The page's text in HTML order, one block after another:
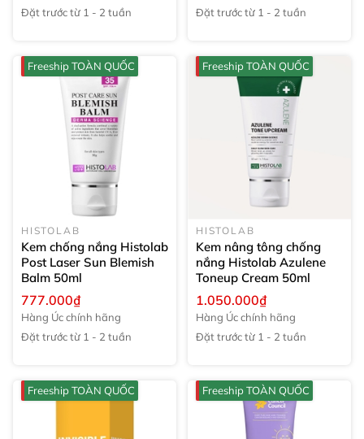
Đặt trước từ 1 - 2 tuần
Đặt trước từ 1 - 2 tuần
Freeship TOÀN QUỐC
HISTOLAB
Kem chống nắng Histolab
Post Laser Sun Blemish
Balm 50ml
777.000₫
Hàng Úc chính hãng
Đặt trước từ 1 - 2 tuần
Freeship TOÀN QUỐC
HISTOLAB
Kem nâng tông chống
nắng Histolab Azulene
Toneup Cream 50ml
1.050.000₫
Hàng Úc chính hãng
Đặt trước từ 1 - 2 tuần
Freeship TOÀN QUỐC Freeship TOÀN QUỐC